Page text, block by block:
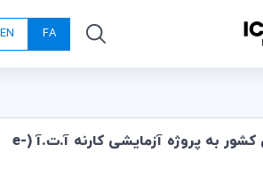
FA
EN
پیوستن هشتمین کشور به پروژه آزمایشی کارنه آ.ت.آ (e-